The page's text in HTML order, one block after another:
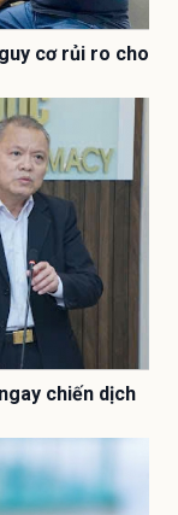
cơ rủi ro cho
chiến dịch